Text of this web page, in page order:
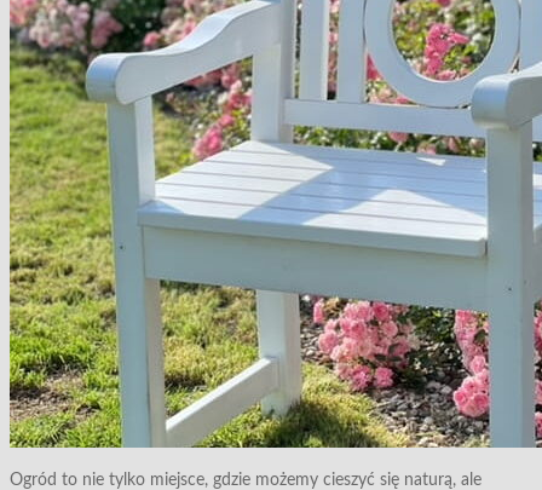
Ogród to nie tylko miejsce, gdzie możemy cieszyć się naturą, ale